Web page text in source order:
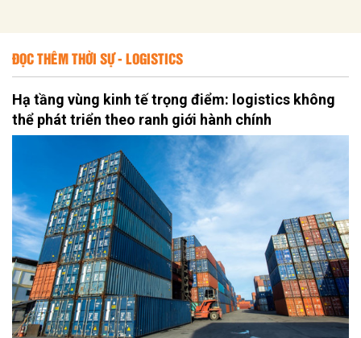
ĐỌC THÊM THỜI SỰ - LOGISTICS
Hạ tầng vùng kinh tế trọng điểm: logistics không
thể phát triển theo ranh giới hành chính